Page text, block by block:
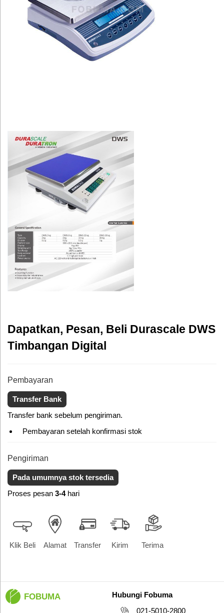
Dapatkan, Pesan, Beli Durascale DWS
Timbangan Digital
Pembayaran
Transfer Bank
Transfer bank sebelum pengiriman.
Pembayaran setelah konfirmasi stok
Pengiriman
Pada umumnya stok tersedia
Proses pesan 3-4hari
Klik Beli Alamat Transfer Kirim Terima
FOBUMA
Hubungi Fobuma
021-5010-2800